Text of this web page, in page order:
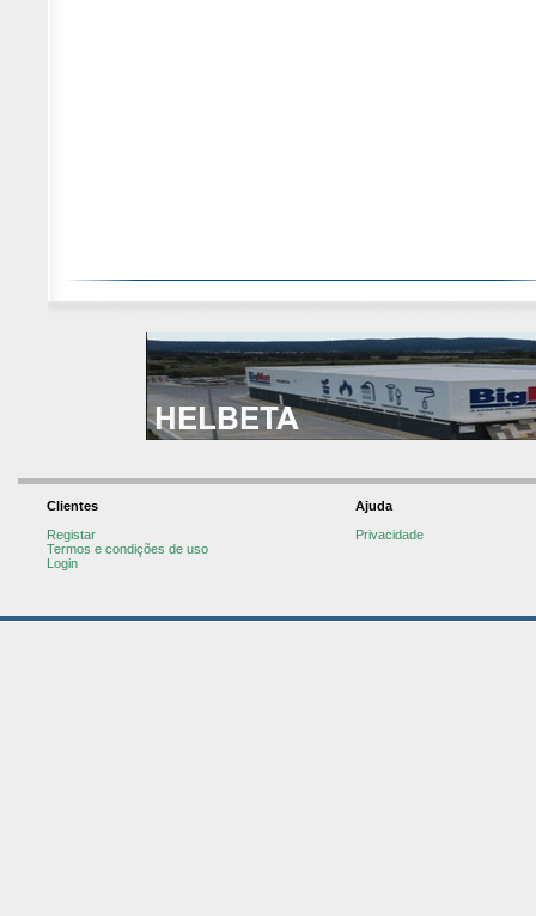
Clientes
Registar
Termos e condições de uso
Login
Ajuda
Privacidade